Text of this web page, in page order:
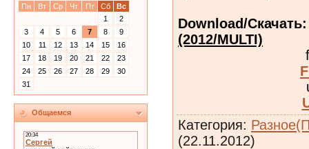
Пн
Вт Ср Чт Пт Сб
Вс
1
2
3
4 5 6 7 8
9
10
11 12 13 14 15
16
17
18 19 20 21 22
23
24
25 26 27 28 29
30
31
Общаемся
Download/
(2012/MULTI)
Категория:
(22.11.2012)